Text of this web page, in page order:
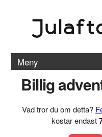
Meny
Billig
Vad tror du om detta?
kostar endast